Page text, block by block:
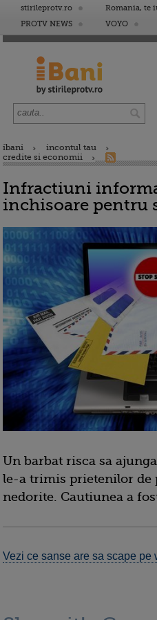
stirileprotv.ro Romania, te
PROTV NEWS
VOYO
ibani
incontul tau
credite si economii
Infractiuni
inchisoare pentru
Un barbat risca sa
le-a trimis prietenilor de
nedorite. Cautiunea a
Vezi ce sanse are sa scape pe